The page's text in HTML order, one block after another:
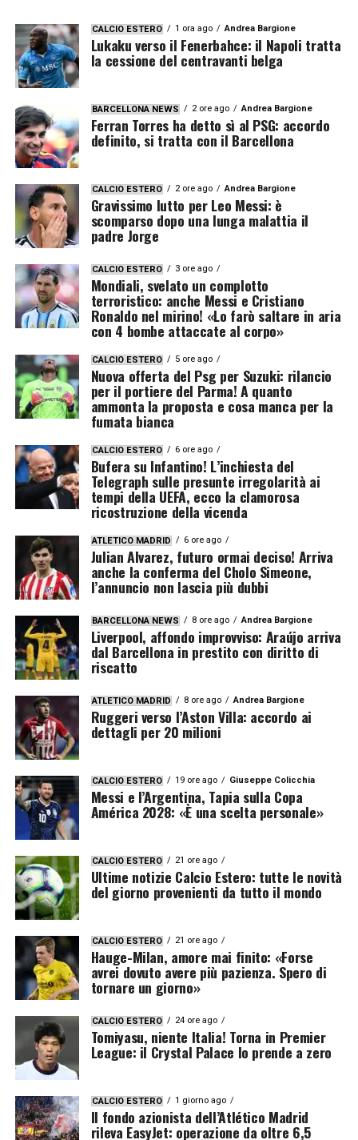
CALCIO ESTERO 1 ora ago Andrea Bargione
Lukaku verso il Fenerbahce: il Napoli tratta
la cessione del centravanti belga
BARCELLONA NEWS 2 ore ago Andrea Bargione
Ferran Torres ha detto sì al PSG: accordo
definito, si tratta con il Barcellona
CALCIO ESTERO 2 ore ago Andrea Bargione
Gravissimo lutto per Leo Messi: è
scomparso dopo una lunga malattia il
padre Jorge
CALCIO ESTERO 3 ore ago
Mondiali, svelato un complotto
terroristico: anche Messi e Cristiano
Ronaldo nel mirino! «Lo farò saltare in aria
con 4 bombe attaccate al corpo»
CALCIO ESTERO 5 ore ago
Nuova offerta del Psg per Suzuki: rilancio
per il portiere del Parma! A quanto
ammonta la proposta e cosa manca per la
fumata bianca
CALCIO ESTERO 6 ore ago
Bufera su Infantino! L’inchiesta del
Telegraph sulle presunte irregolarità ai
tempi della UEFA, ecco la clamorosa
ricostruzione della vicenda
ATLETICO MADRID 6 ore ago
Julian Alvarez, futuro ormai deciso! Arriva
anche la conferma del Cholo Simeone,
l’annuncio non lascia più dubbi
BARCELLONA NEWS 8 ore ago Andrea Bargione
Liverpool, affondo improvviso: Araújo arriva
dal Barcellona in prestito con diritto di
riscatto
ATLETICO MADRID 8 ore ago Andrea Bargione
Ruggeri verso l’Aston Villa: accordo ai
dettagli per 20 milioni
CALCIO ESTERO 19 ore ago Giuseppe Colicchia
Messi e l’Argentina, Tapia sulla Copa
América 2028: «È una scelta personale»
CALCIO ESTERO 21 ore ago
Ultime notizie Calcio Estero: tutte le novità
del giorno provenienti da tutto il mondo
CALCIO ESTERO 21 ore ago
Hauge-Milan, amore mai finito: «Forse
avrei dovuto avere più pazienza. Spero di
tornare un giorno»
CALCIO ESTERO 24 ore ago
Tomiyasu, niente Italia! Torna in Premier
League: il Crystal Palace lo prende a zero
CALCIO ESTERO 1 giorno ago
Il fondo azionista dell’Atlético Madrid
rileva EasyJet: operazione da oltre 6,5